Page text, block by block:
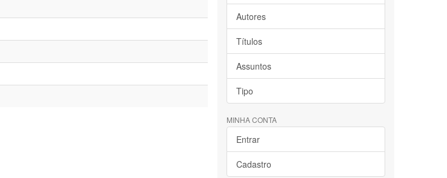
Autores
Títulos
Assuntos
Tipo
MINHA CONTA
Entrar
Cadastro